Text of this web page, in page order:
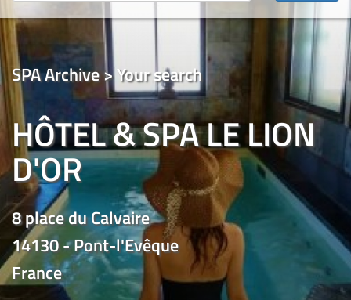
SPA Archive > Your search
HÔTEL & SPA LE LION
D'OR
8 place du Calvaire
14130 - Pont-l'Evêque
France